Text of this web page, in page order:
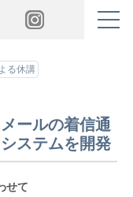
Instagram
る休講
ールの着信通
ステムを開発
せて